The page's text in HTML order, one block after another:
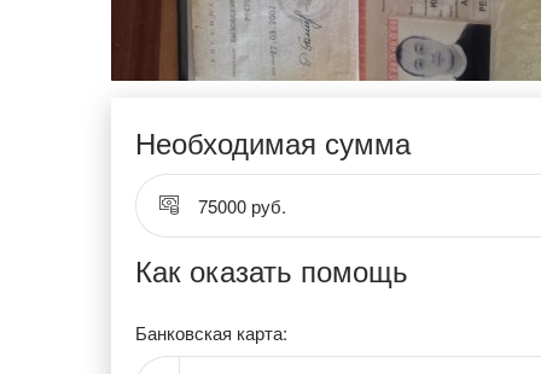
Необходимая сумма
75000 руб.
Как оказать помощь
Банковская карта: